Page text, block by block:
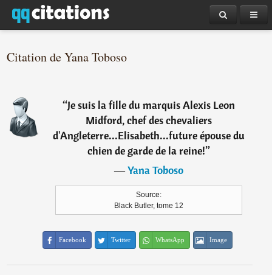
Citation de Yana Toboso
“Je suis la fille du marquis Alexis Leon
Midford, chef des chevaliers
d'Angleterre...Elisabeth...future épouse du
chien de garde de la reine!”
―Yana Toboso
Source:
Black Butler, tome 12
Facebook Twitter WhatsApp Image